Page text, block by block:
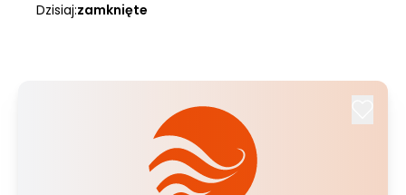
Dzisiaj:zamknięte